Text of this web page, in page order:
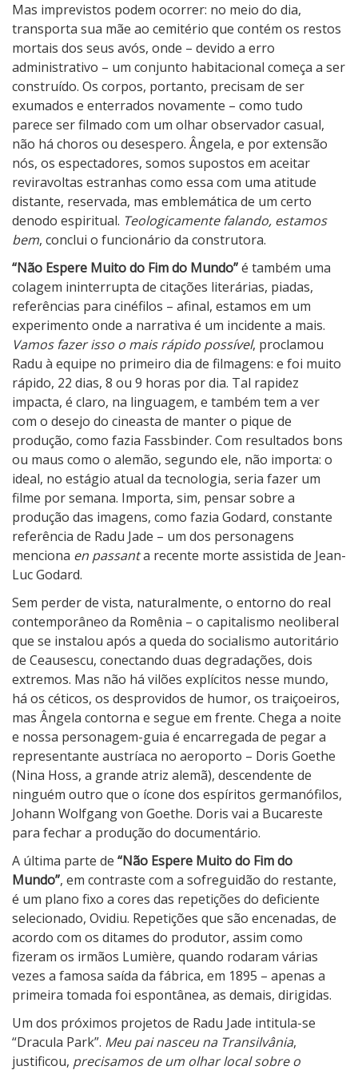
Mas imprevistos podem ocorrer: no meio do dia,
transporta sua mãe ao cemitério que contém os restos
mortais dos seus avós, onde – devido a erro
administrativo – um conjunto habitacional começa a ser
construído. Os corpos, portanto, precisam de ser
exumados e enterrados novamente – como tudo
parece ser filmado com um olhar observador casual,
não há choros ou desespero. Ângela, e por extensão
nós, os espectadores, somos supostos em aceitar
reviravoltas estranhas como essa com uma atitude
distante, reservada, mas emblemática de um certo
denodo espiritual. Teologicamente falando, estamos
bem, conclui o funcionário da construtora.
“Não Espere Muito do Fim do Mundo”é também uma
colagem ininterrupta de citações literárias, piadas,
referências para cinéfilos – afinal, estamos em um
experimento onde a narrativa é um incidente a mais.
Vamos fazer isso o mais rápido possível, proclamou
Radu à equipe no primeiro dia de filmagens: e foi muito
rápido, 22 dias, 8 ou 9 horas por dia. Tal rapidez
impacta, é claro, na linguagem, e também tem a ver
com o desejo do cineasta de manter o pique de
produção, como fazia Fassbinder. Com resultados bons
ou maus como o alemão, segundo ele, não importa: o
ideal, no estágio atual da tecnologia, seria fazer um
filme por semana. Importa, sim, pensar sobre a
produção das imagens, como fazia Godard, constante
referência de Radu Jade – um dos personagens
menciona en passanta recente morte assistida de Jean-
Luc Godard.
Sem perder de vista, naturalmente, o entorno do real
contemporâneo da Romênia – o capitalismo neoliberal
que se instalou após a queda do socialismo autoritário
de Ceausescu, conectando duas degradações, dois
extremos. Mas não há vilões explícitos nesse mundo,
há os céticos, os desprovidos de humor, os traiçoeiros,
mas Ângela contorna e segue em frente. Chega a noite
e nossa personagem-guia é encarregada de pegar a
representante austríaca no aeroporto – Doris Goethe
(Nina Hoss, a grande atriz alemã), descendente de
ninguém outro que o ícone dos espíritos germanófilos,
Johann Wolfgang von Goethe. Doris vai a Bucareste
para fechar a produção do documentário.
A última parte de “Não Espere Muito do Fim do
Mundo”, em contraste com a sofreguidão do restante,
é um plano fixo a cores das repetições do deficiente
selecionado, Ovidiu. Repetições que são encenadas, de
acordo com os ditames do produtor, assim como
fizeram os irmãos Lumière, quando rodaram várias
vezes a famosa saída da fábrica, em 1895 – apenas a
primeira tomada foi espontânea, as demais, dirigidas.
Um dos próximos projetos de Radu Jade intitula-se
“Dracula Park”. Meu pai nasceu na Transilvânia,
justificou, precisamos de um olhar local sobre o